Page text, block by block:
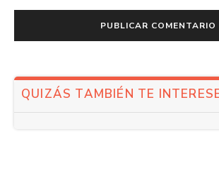
QUIZÁS TAMBIÉN TE